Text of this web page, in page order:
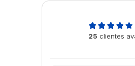
25 clientes